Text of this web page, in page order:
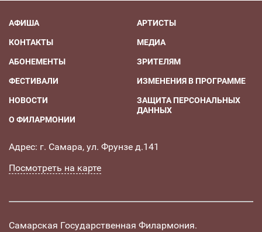
АФИША
КОНТАКТЫ
АБОНЕМЕНТЫ
ФЕСТИВАЛИ
НОВОСТИ
О ФИЛАРМОНИИ
АРТИСТЫ
МЕДИА
ЗРИТЕЛЯМ
ИЗМЕНЕНИЯ В ПРОГРАММЕ
ЗАЩИТА ПЕРСОНАЛЬНЫХ
ДАННЫХ
Адрес: г. Самара, ул. Фрунзе д.141
Посмотреть на карте
Самарская Государственная Филармония.